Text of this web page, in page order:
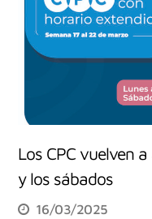
Los CPC vuelven
y los sábados
16/03/2025